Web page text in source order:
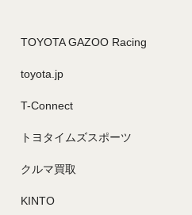
TOYOTA GAZOO Racing
toyota.jp
T-Connect
トヨタイムズスポーツ
クルマ買取
KINTO